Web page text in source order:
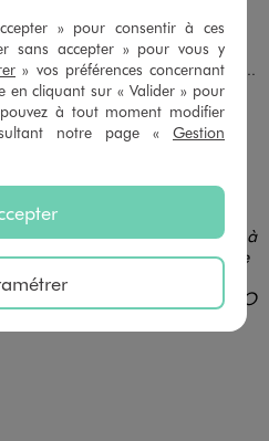
Disponible en 10 coloris
BLANC VIF
Culotte en dentelle et tulle femme (lot de 2)
9,99 €
4.5/5 de moyenne
(31 avis)
» pour consentir à ces
sans accepter » pour vous y
» vos préférences concernant
en cliquant sur « Valider » pour
à tout moment modifier
notre page « Gestion